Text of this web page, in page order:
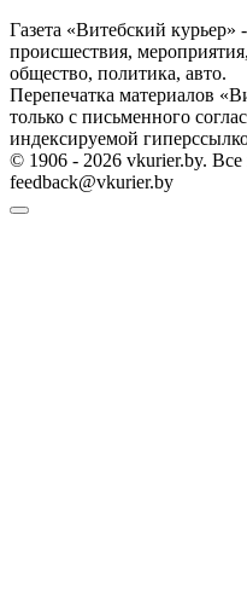
Газета «Витебский курьер»
происшествия,
общество, политика, авто.
Перепечатка материалов
только с письменного
индексируемой
© 1906 - 2026 vkurier.by.
feedback@vkurier.by